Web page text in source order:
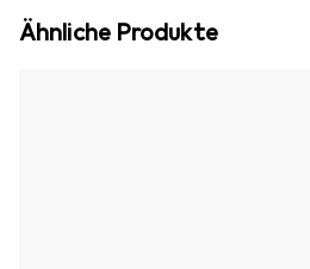
Ähnliche Produkte